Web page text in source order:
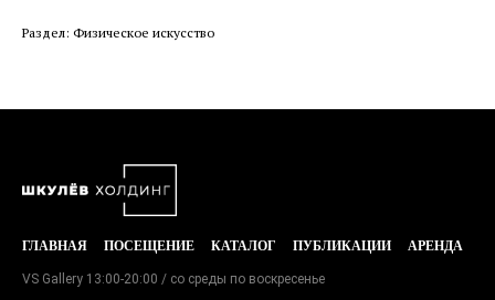
Раздел: Физическое искусство
ГЛАВНАЯ ПОСЕЩЕНИЕ КАТАЛОГ ПУБЛИКАЦИИ АРЕНДА
VS Gallery 13:00-20:00 / со среды по воскресенье